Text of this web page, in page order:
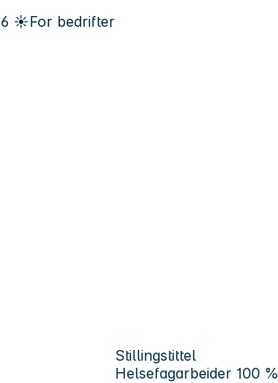
☀️For bedrifter
Stillingstittel
Helsefagarbeider 100 %